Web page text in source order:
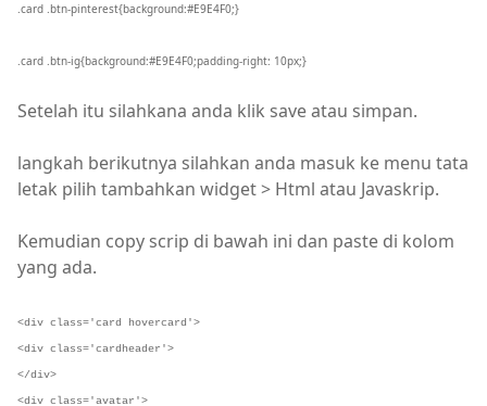
.card .btn-pinterest{background:#E9E4F0;}
.card .btn-ig{background:#E9E4F0;padding-right: 10px;}
Setelah itu silahkana anda klik save atau simpan.
langkah berikutnya silahkan anda masuk ke menu tata
letak pilih tambahkan widget > Html atau Javaskrip.
Kemudian copy scrip di bawah ini dan paste di kolom
yang ada.
<div class='card hovercard'>
<div class='cardheader'>
</div>
<div class='avatar'>